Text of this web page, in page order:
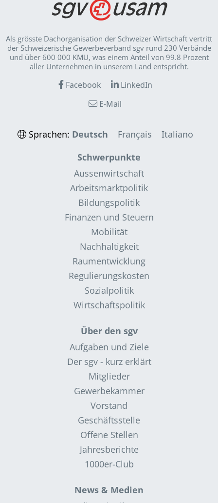
Als grösste Dachorganisation der Schweizer Wirt­schaft vertritt
der Schweizerische Gewerbeverband sgv rund 230 Verbände
und über 600 000 KMU, was einem Anteil von 99.8 Prozent
aller Unternehmen in unserem Land entspricht.
Facebook
LinkedIn
E-Mail
Sprachen: Deutsch Français
Italiano
Schwerpunkte
Aussenwirtschaft
Arbeitsmarktpolitik
Bildungspolitik
Finanzen und Steuern
Mobilität
Nachhaltigkeit
Raumentwicklung
Regulierungskosten
Sozialpolitik
Wirtschaftspolitik
Über den sgv
Aufgaben und Ziele
Der sgv - kurz erklärt
Mitglieder
Gewerbekammer
Vorstand
Geschäftsstelle
Offene Stellen
Jahresberichte
1000er-Club
News & Medien